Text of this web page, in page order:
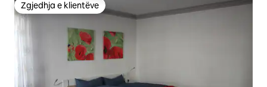
Zgjedhja e klientëve
Zgjedhja e klientëve